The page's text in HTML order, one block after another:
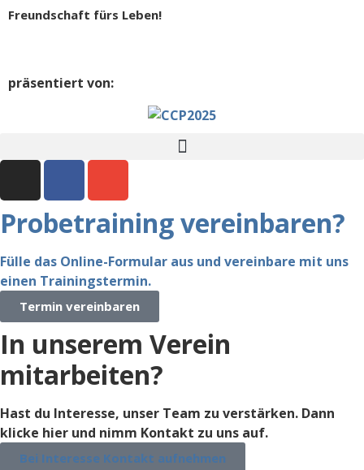
Freundschaft fürs Leben!
präsentiert von:
Probetraining vereinbaren?
Fülle das Online-Formular aus und vereinbare mit uns
einen Trainingstermin.
Termin vereinbaren
In unserem Verein
mitarbeiten?
Hast du Interesse, unser Team zu verstärken. Dann
klicke hier und nimm Kontakt zu uns auf.
Bei Interesse Kontakt aufnehmen